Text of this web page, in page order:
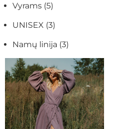
Vyrams (5)
UNISEX (3)
Namų linija (3)